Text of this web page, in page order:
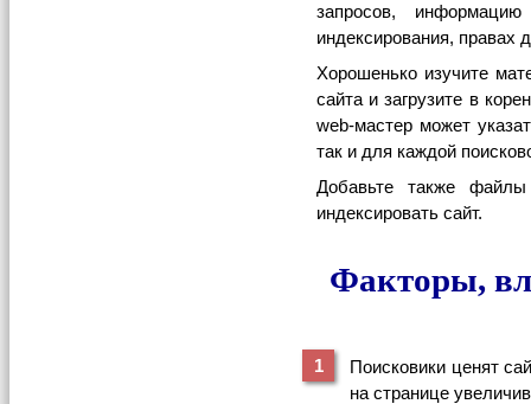
запросов,
индексирования, правах
Хорошенько изучите
сайта и загрузите в
web-мастер может
так и для каждой
Добавьте также
индексировать сайт.
Факторы,
Поисковики ценят
на странице